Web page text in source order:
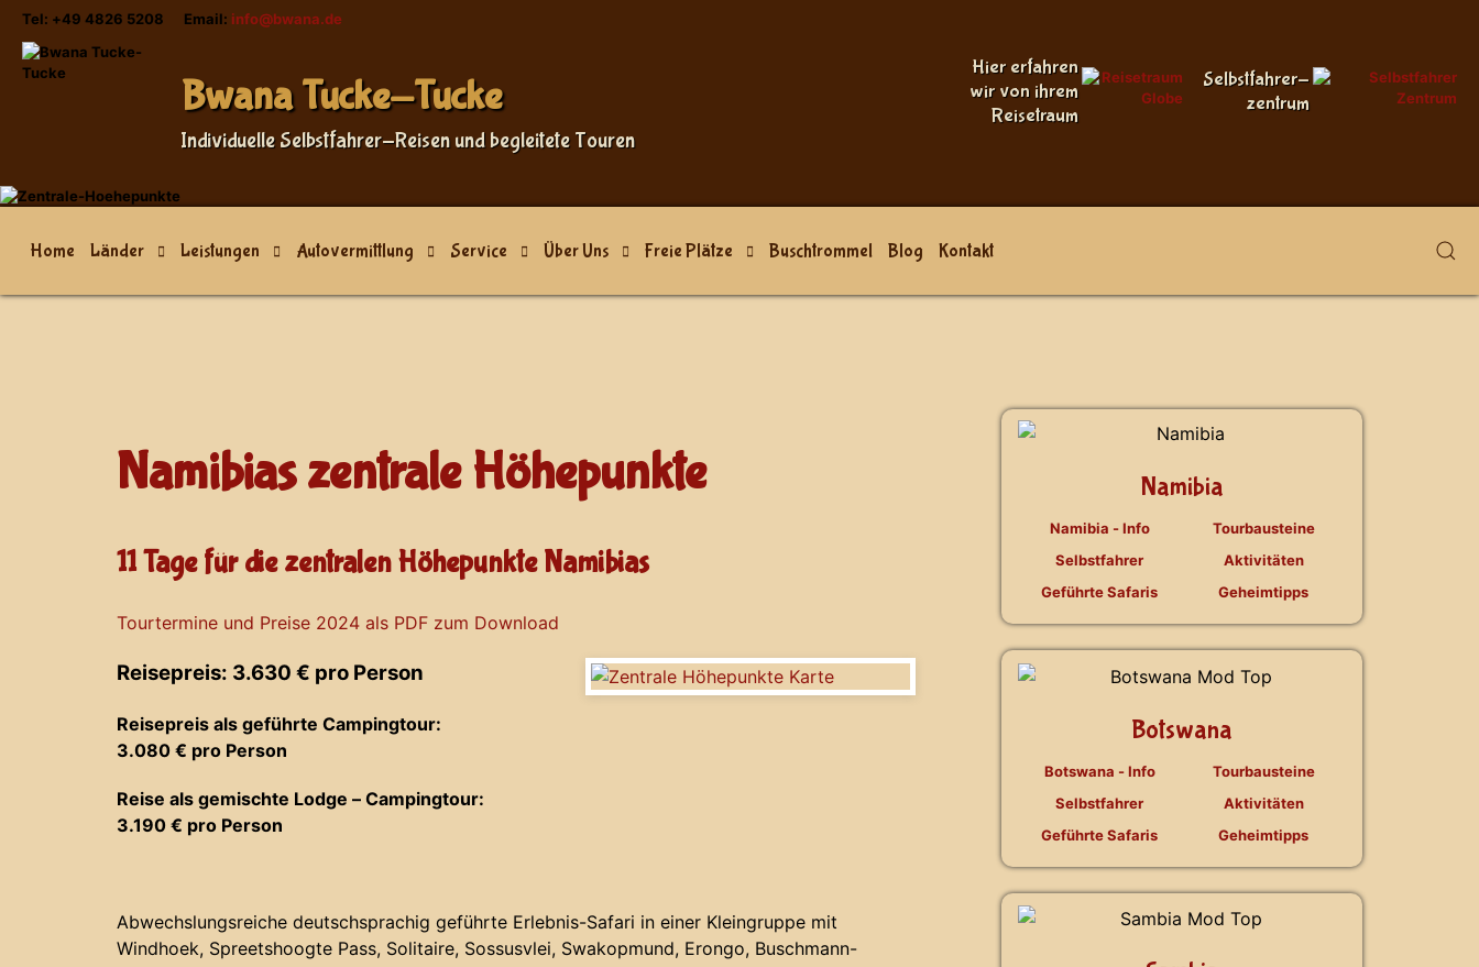
Tel: +49 4826 5208 Email: info@bwana.de
Bwana Tucke-Tucke
Individuelle Selbstfahrer-Reisen und begleitete Touren
Hier erfahren
wir von ihrem
Reisetraum
Selbstfahrer-
zentrum
Home Länder Leistungen Autovermittlung Service Über Uns Freie Plätze Buschtrommel Blog Kontakt
Namibias zentrale Höhepunkte
11 Tage für die zentralen Höhepunkte Namibias
Tourtermine und Preise 2024 als PDF zum Download
Reisepreis: 3.630 € pro Person
Reisepreis als geführte Campingtour:
3.080 € pro Person
Reise als gemischte Lodge – Campingtour:
3.190 € pro Person
Abwechslungsreiche deutschsprachig geführte Erlebnis-Safari in einer Kleingruppe mit
Windhoek, Spreetshoogte Pass, Solitaire, Sossusvlei, Swakopmund, Erongo, Buschmann-
Namibia
Namibia - Info
Selbstfahrer
Geführte Safaris
Tourbausteine
Aktivitäten
Geheimtipps
Botswana
Botswana - Info
Selbstfahrer
Geführte Safaris
Tourbausteine
Aktivitäten
Geheimtipps